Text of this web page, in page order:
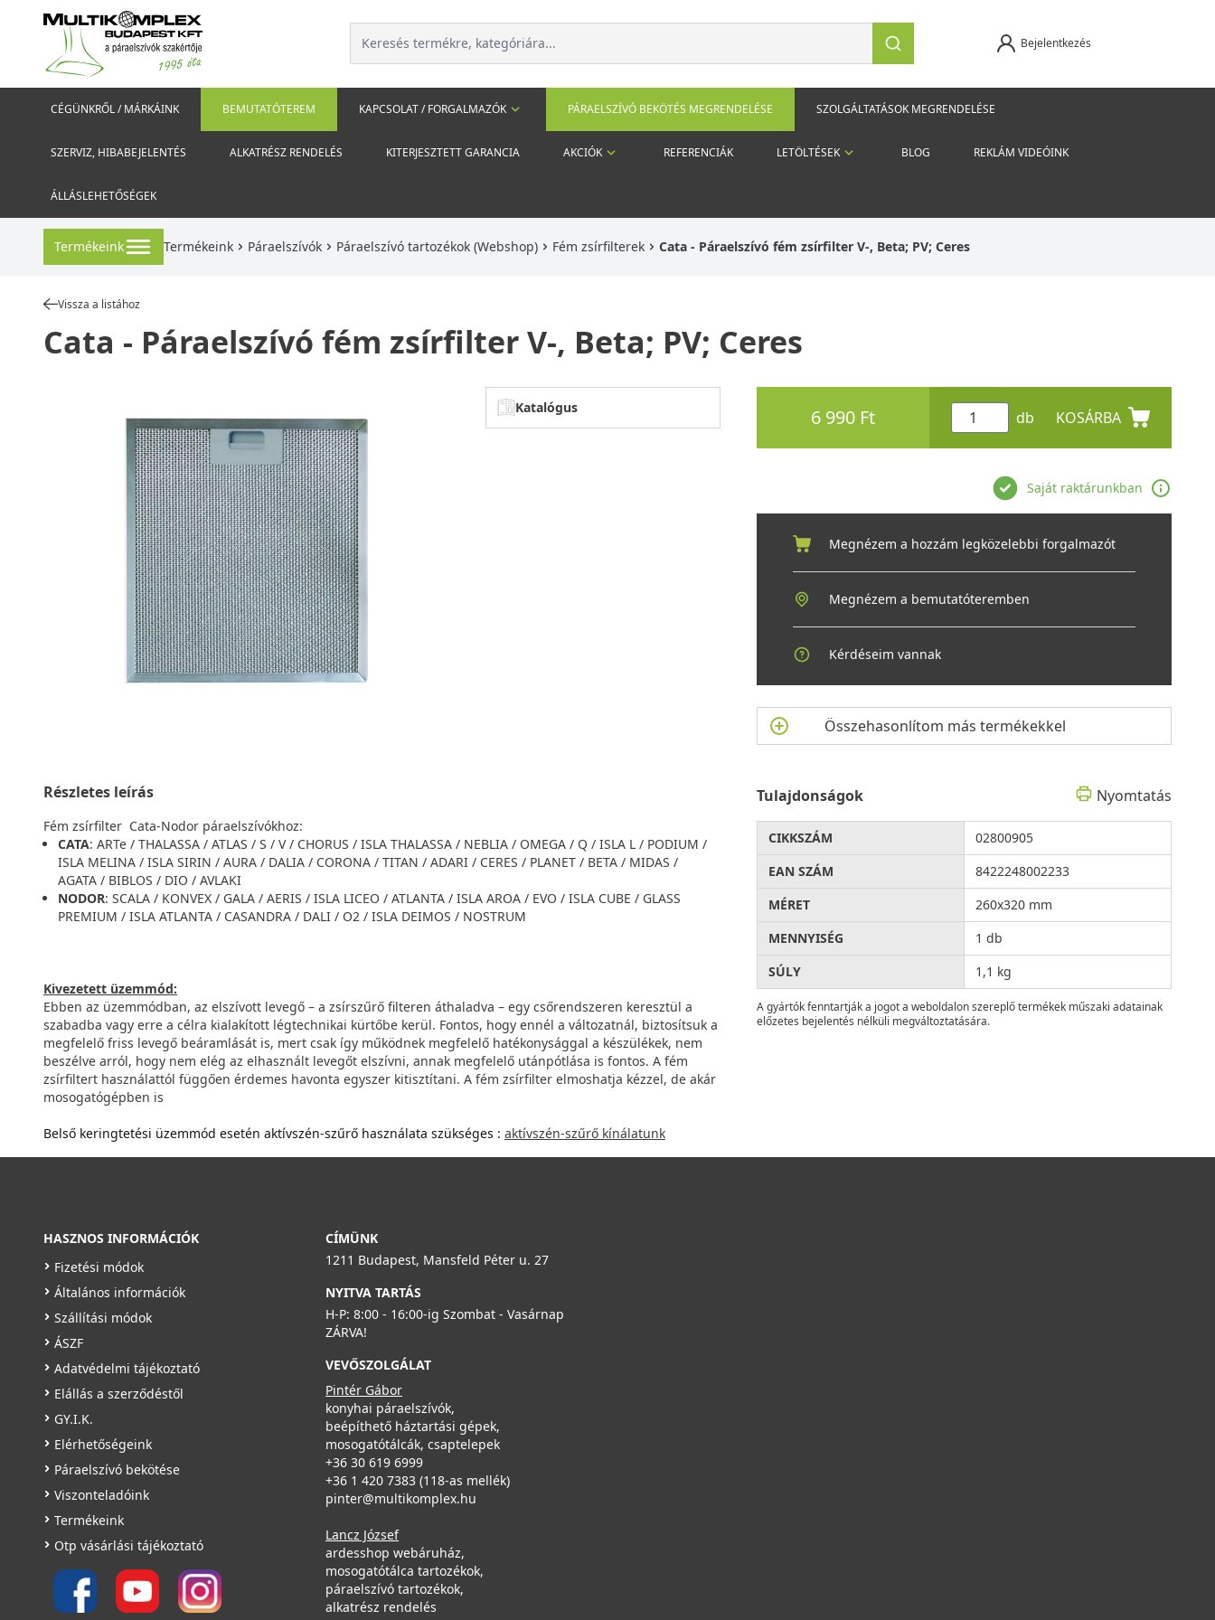
Bejelentkezés
CÉGÜNKRŐL / MÁRKÁINK BEMUTATÓTEREM KAPCSOLAT / FORGALMAZÓK PÁRAELSZÍVÓ BEKÖTÉS MEGRENDELÉSE SZOLGÁLTATÁSOK MEGRENDELÉSE
SZERVIZ, HIBABEJELENTÉS ALKATRÉSZ RENDELÉS KITERJESZTETT GARANCIA AKCIÓK REFERENCIÁK LETÖLTÉSEK BLOG REKLÁM VIDEÓINK
ÁLLÁSLEHETŐSÉGEK
Termékeink Termékeink Páraelszívók Páraelszívó tartozékok (Webshop) Fém zsírfilterek Cata - Páraelszívó fém zsírfilter V-, Beta; PV; Ceres
Vissza a listához
Cata - Páraelszívó fém zsírfilter V-, Beta; PV; Ceres
Katalógus
Részletes leírás
Fém zsírfilter Cata-Nodor páraelszívókhoz:
CATA: ARTe / THALASSA / ATLAS / S / V / CHORUS / ISLA THALASSA / NEBLIA / OMEGA / Q / ISLA L / PODIUM /
ISLA MELINA / ISLA SIRIN / AURA / DALIA / CORONA / TITAN / ADARI / CERES / PLANET / BETA / MIDAS /
AGATA / BIBLOS / DIO / AVLAKI
NODOR: SCALA / KONVEX / GALA / AERIS / ISLA LICEO / ATLANTA / ISLA AROA / EVO / ISLA CUBE / GLASS
PREMIUM / ISLA ATLANTA / CASANDRA / DALI / O2 / ISLA DEIMOS / NOSTRUM
Kivezetett üzemmód:
Ebben az üzemmódban, az elszívott levegő – a zsírszűrő filteren áthaladva – egy csőrendszeren keresztül a
szabadba vagy erre a célra kialakított légtechnikai kürtőbe kerül. Fontos, hogy ennél a változatnál, biztosítsuk a
megfelelő friss levegő beáramlását is, mert csak így működnek megfelelő hatékonysággal a készülékek, nem
beszélve arról, hogy nem elég az elhasznált levegőt elszívni, annak megfelelő utánpótlása is fontos. A fém
zsírfiltert használattól függően érdemes havonta egyszer kitisztítani. A fém zsírfilter elmoshatja kézzel, de akár
mosogatógépben is
Belső keringtetési üzemmód esetén aktívszén-szűrő használata szükséges : aktívszén-szűrő kínálatunk
6 990 Ft db KOSÁRBA
Saját raktárunkban
Megnézem a hozzám legközelebbi forgalmazót
Megnézem a bemutatóteremben
Kérdéseim vannak
Összehasonlítom más termékekkel
Tulajdonságok Nyomtatás
CIKKSZÁM
02800905
EAN SZÁM
8422248002233
MÉRET
260x320 mm
MENNYISÉG
1 db
SÚLY
1,1 kg
A gyártók fenntartják a jogot a weboldalon szereplő termékek műszaki adatainak
előzetes bejelentés nélküli megváltoztatására.
HASZNOS INFORMÁCIÓK
Fizetési módok
Általános információk
Szállítási módok
ÁSZF
Adatvédelmi tájékoztató
Elállás a szerződéstől
GY.I.K.
Elérhetőségeink
Páraelszívó bekötése
Viszonteladóink
Termékeink
Otp vásárlási tájékoztató
CÍMÜNK
1211 Budapest, Mansfeld Péter u. 27
NYITVA TARTÁS
H-P: 8:00 - 16:00-ig Szombat - Vasárnap
ZÁRVA!
VEVŐSZOLGÁLAT
Pintér Gábor
konyhai páraelszívók,
beépíthető háztartási gépek,
mosogatótálcák, csaptelepek
+36 30 619 6999
+36 1 420 7383 (118-as mellék)
pinter@multikomplex.hu
Lancz József
ardesshop webáruház,
mosogatótálca tartozékok,
páraelszívó tartozékok,
alkatrész rendelés